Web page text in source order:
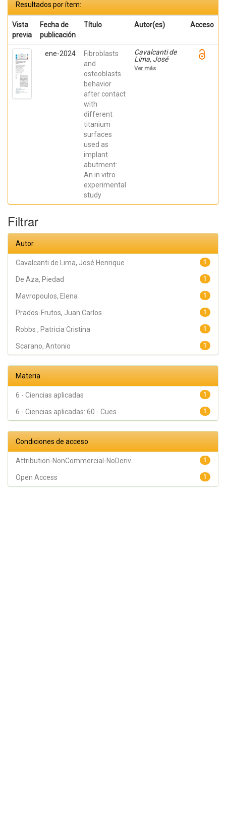
Resultados por ítem:
Vista
previa
Fecha de
publicación
Título Autor(es) Acceso
ene-2024
Fibroblasts
and
osteoblasts
behavior
after contact
with
different
titanium
surfaces
used as
implant
abutment:
An in vitro
experimental
study
Cavalcanti de
Lima, José
Henrique;
Robbs ,
Ver más
Filtrar
Autor
1
Cavalcanti de Lima, José Henrique
1
De Aza, Piedad
1
Mavropoulos, Elena
1
Prados-Frutos, Juan Carlos
1
Robbs , Patricia Cristina
1
Scarano, Antonio
Materia
1
6 - Ciencias aplicadas
1
6 - Ciencias aplicadas::60 - Cues...
Condiciones de acceso
1
Attribution-NonCommercial-NoDeriv...
1
Open Access